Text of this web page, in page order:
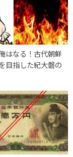
はなる！古代朝鮮
目指した紀大磐の